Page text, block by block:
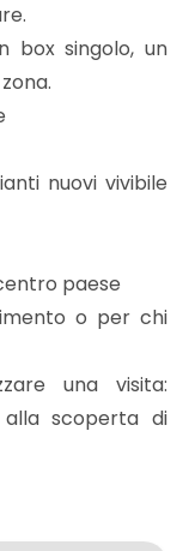
box singolo, un
nuovi vivibile
paese
o per chi
una visita:
scoperta di